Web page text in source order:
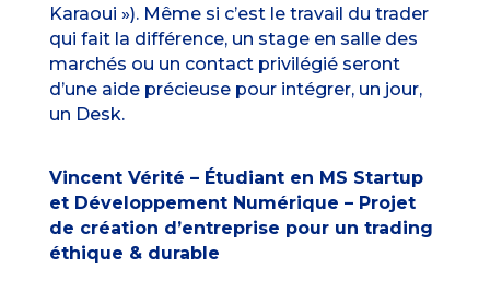
Karaoui »). Même si c’est le travail du trader
qui fait la différence, un stage en salle des
marchés ou un contact privilégié seront
d’une aide précieuse pour intégrer, un jour,
un Desk.
Vincent Vérité – Étudiant en MS Startup
et Développement Numérique – Projet
de création d’entreprise pour un trading
éthique & durable